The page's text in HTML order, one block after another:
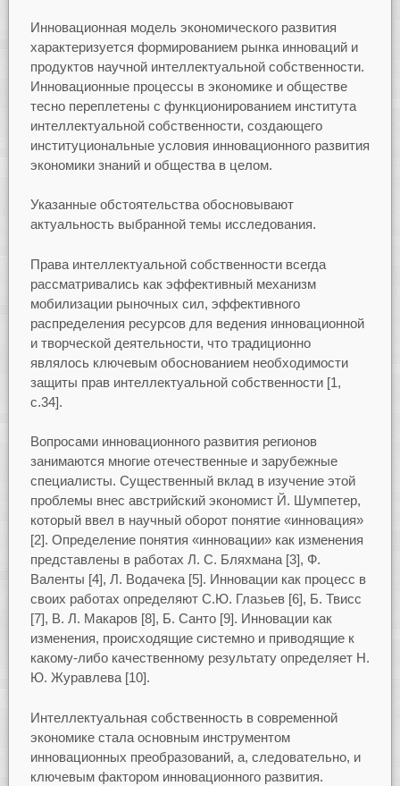
Инновационная модель экономического развития
характеризуется формированием рынка инноваций и
продуктов научной интеллектуальной собственности.
Инновационные процессы в экономике и обществе
тесно переплетены с функционированием института
интеллектуальной собственности, создающего
институциональные условия инновационного развития
экономики знаний и общества в целом.
Указанные обстоятельства обосновывают
актуальность выбранной темы исследования.
Права интеллектуальной собственности всегда
рассматривались как эффективный механизм
мобилизации рыночных сил, эффективного
распределения ресурсов для ведения инновационной
и творческой деятельности, что традиционно
являлось ключевым обоснованием необходимости
защиты прав интеллектуальной собственности [1,
с.34].
Вопросами инновационного развития регионов
занимаются многие отечественные и зарубежные
специалисты. Существенный вклад в изучение этой
проблемы внес австрийский экономист Й. Шумпетер,
который ввел в научный оборот понятие «инновация»
[2]. Определение понятия «инновации» как изменения
представлены в работах Л. С. Бляхмана [3], Ф.
Валенты [4], Л. Водачека [5]. Инновации как процесс в
своих работах определяют С.Ю. Глазьев [6], Б. Твисс
[7], В. Л. Макаров [8], Б. Санто [9]. Инновации как
изменения, происходящие системно и приводящие к
какому-либо качественному результату определяет Н.
Ю. Журавлева [10].
Интеллектуальная собственность в современной
экономике стала основным инструментом
инновационных преобразований, а, следовательно, и
ключевым фактором инновационного развития.